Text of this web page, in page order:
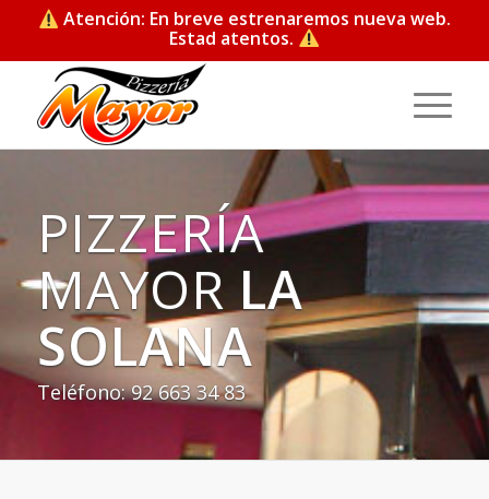
Atención: En breve estrenaremos nueva web.
Estad atentos.
PIZZERÍA
MAYORLA
SOLANA
Teléfono: 92 663 34 83